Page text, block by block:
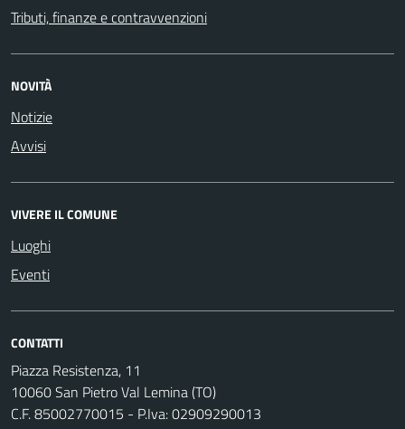
Tributi, finanze e contravvenzioni
NOVITÀ
Notizie
Avvisi
VIVERE IL COMUNE
Luoghi
Eventi
CONTATTI
Piazza Resistenza, 11
10060 San Pietro Val Lemina (TO)
C.F. 85002770015 - P.Iva: 02909290013